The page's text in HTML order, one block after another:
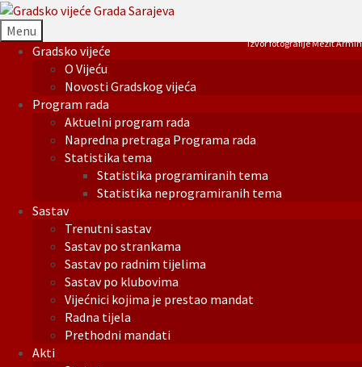
Menu
Gradsko vijeće
O Vijeću
Novosti Gradskog vijeća
Program rada
Aktuelni program rada
Napredna pretraga Programa rada
Statistika tema
Statistika programiranih tema
Statistika neprogramiranih tema
Sastav
Trenutni sastav
Sastav po strankama
Sastav po radnim tijelima
Sastav po klubovima
Vijećnici kojima je prestao mandat
Radna tijela
Prethodni mandati
Akti
Izvor fotografije Mezit Armin